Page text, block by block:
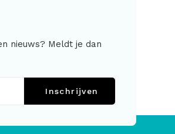
nieuws? Meldt je dan
Inschrijven